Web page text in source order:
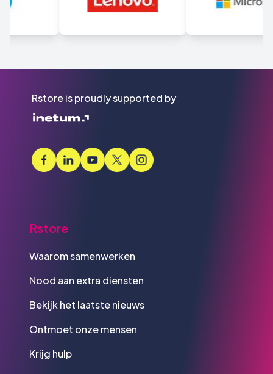
Rstore is proudly supported by
Rstore
Waarom samenwerken
Nood aan extra diensten
Bekijk het laatste nieuws
Ontmoet onze mensen
Krijg hulp